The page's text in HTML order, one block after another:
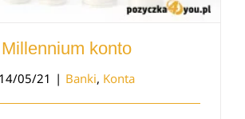
Millennium konto
14/05/21 | Banki, Konta